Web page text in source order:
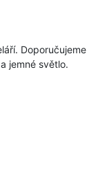
Doporučujeme
jemné světlo.